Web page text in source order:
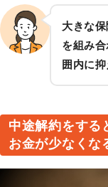
大きな
を組み
囲内に
中途解約をする
お金が少なくな